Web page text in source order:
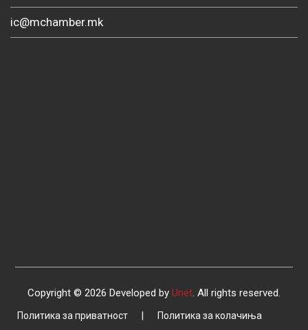
ic@mchamber.mk
Copyright © 2026 Developed by Unet. All rights reserved.
Политика за приватност Политика за колачиња